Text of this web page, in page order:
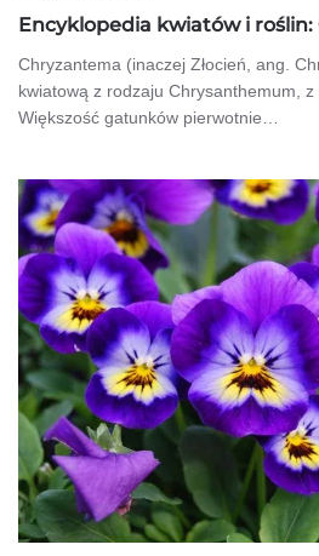
Encyklopedia kwiatów i
Chryzantema (inaczej Złocień, ang.
kwiatową z rodzaju Chrysanthemum, z
Większość gatunków pierwotnie…